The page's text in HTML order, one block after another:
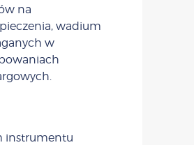
na
wadium
w
instrumentu